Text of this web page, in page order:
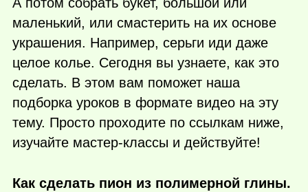
маленький, или смастерить на их основе
украшения. Например, серьги иди даже
целое колье. Сегодня вы узнаете, как это
сделать. В этом вам поможет наша
подборка уроков в формате видео на эту
тему. Просто проходите по ссылкам ниже,
изучайте мастер-классы и действуйте!
Как сделать пион из полимерной глины.